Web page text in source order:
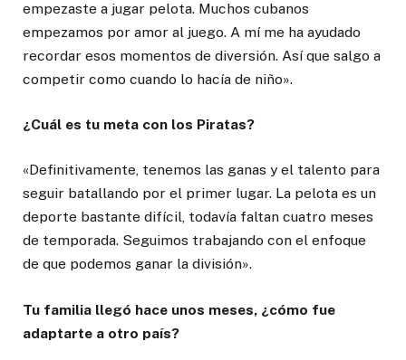
empezaste a jugar pelota. Muchos cubanos
empezamos por amor al juego. A mí me ha ayudado
recordar esos momentos de diversión. Así que salgo a
competir como cuando lo hacía de niño».
¿Cuál es tu meta con los Piratas?
«Definitivamente, tenemos las ganas y el talento para
seguir batallando por el primer lugar. La pelota es un
deporte bastante difícil, todavía faltan cuatro meses
de temporada. Seguimos trabajando con el enfoque
de que podemos ganar la división».
Tu familia llegó hace unos meses, ¿cómo fue
adaptarte a otro país?